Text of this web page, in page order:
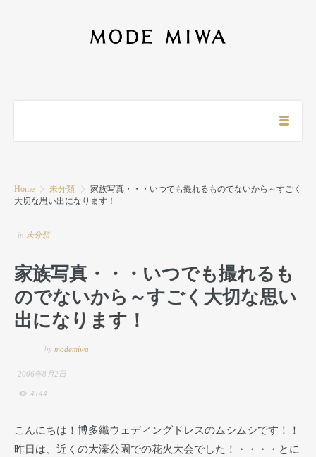
Home 未分類
家族写真・・・いつでも撮れるものでないから～すごく
大切な思い出になります！
in 未分類
家族写真・・・いつでも撮れるも
のでないから～すごく大切な思い
出になります！
by modemiwa
2006年8月2日
4144
こんにちは！博多織ウェディングドレスのムシムシです！！
昨日は、近くの大濠公園での花火大会でした！・・・・とに